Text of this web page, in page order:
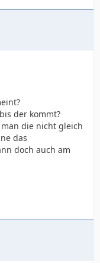
der kommt?
die nicht gleich
das
doch auch am